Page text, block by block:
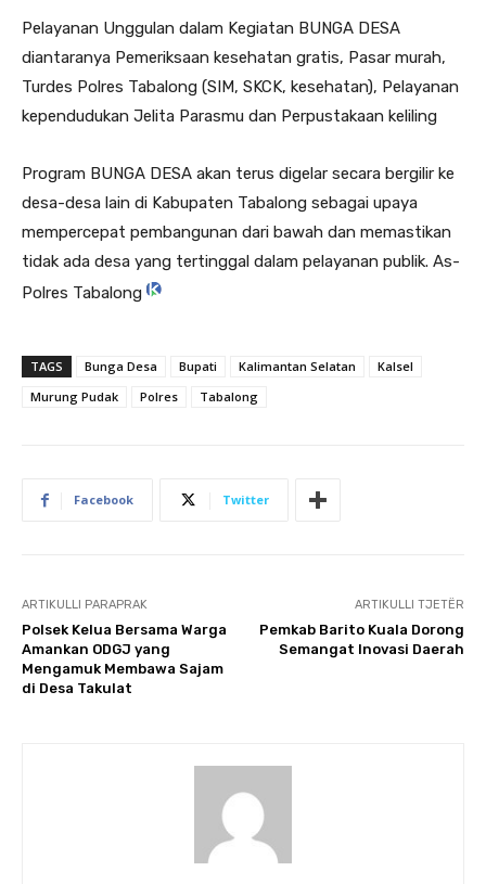
Pelayanan Unggulan dalam Kegiatan BUNGA DESA
diantaranya Pemeriksaan kesehatan gratis, Pasar murah,
Turdes Polres Tabalong (SIM, SKCK, kesehatan), Pelayanan
kependudukan Jelita Parasmu dan Perpustakaan keliling
Program BUNGA DESA akan terus digelar secara bergilir ke
desa-desa lain di Kabupaten Tabalong sebagai upaya
mempercepat pembangunan dari bawah dan memastikan
tidak ada desa yang tertinggal dalam pelayanan publik. As-
Polres Tabalong
TAGS Bunga Desa Bupati Kalimantan Selatan
Kalsel
Murung Pudak
Polres Tabalong
Facebook Twitter
ARTIKULLI PARAPRAK
Polsek Kelua Bersama Warga
Amankan ODGJ yang
Mengamuk Membawa Sajam
di Desa Takulat
ARTIKULLI TJETËR
Pemkab Barito Kuala Dorong
Semangat Inovasi Daerah